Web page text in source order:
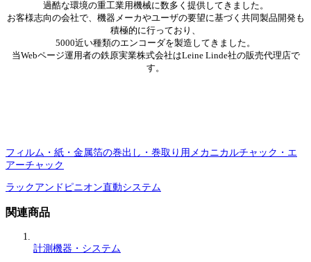
過酷な環境の重工業用機械に数多く提供してきました。
お客様志向の会社で、機器メーカやユーザの要望に基づく共同製品開発も
積極的に行っており、
5000近い種類のエンコーダを製造してきました。
当Webページ運用者の鉄原実業株式会社はLeine Linde社の販売代理店で
す。
フィルム・紙・金属箔の巻出し・巻取り用メカニカルチャック・エ
アーチャック
ラックアンドピニオン直動システム
関連商品
計測機器・システム